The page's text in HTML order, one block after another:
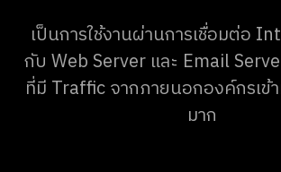
เป็นการใช้งานผ่านการเชื่อมต่อ
กับ Web Server และ Email
ที่มี Traffic จากภายนอกองค์กรเข้
มาก